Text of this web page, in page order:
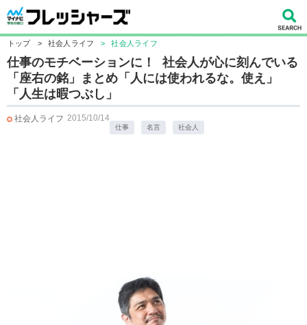
トップ > 社会人ライフ > 社会人ライフ
仕事のモチベーションに！ 社会人が心に刻んでいる
「座右の銘」まとめ「人には使われるな。使え」
「人生は暇つぶし」
社会人ライフ 2015/10/14
仕事 名言 社会人